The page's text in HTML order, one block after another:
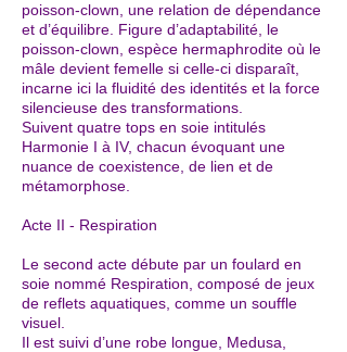
poisson-clown, une relation de dépendance
et d’équilibre. Figure d’adaptabilité, le
poisson-clown, espèce hermaphrodite où le
mâle devient femelle si celle-ci disparaît,
incarne ici la fluidité des identités et la force
silencieuse des transformations.
Suivent quatre tops en soie intitulés
Harmonie I à IV, chacun évoquant une
nuance de coexistence, de lien et de
métamorphose.
Acte II - Respiration
Le second acte débute par un foulard en
soie nommé Respiration, composé de jeux
de reflets aquatiques, comme un souffle
visuel.
Il est suivi d’une robe longue, Medusa,